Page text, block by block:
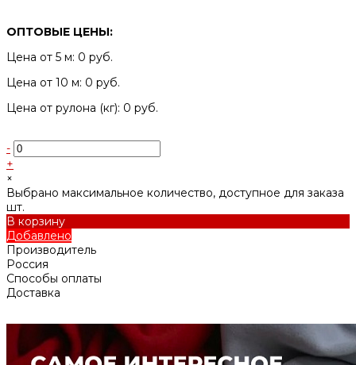
ОПТОВЫЕ ЦЕНЫ:
Цена от 5 м: 0 руб.
Цена от 10 м: 0 руб.
Цена от рулона (кг): 0 руб.
-
+
×
Выбрано максимальное количество, доступное для заказа
шт.
В корзину
Добавлено
Производитель
Россия
Способы оплаты
Доставка